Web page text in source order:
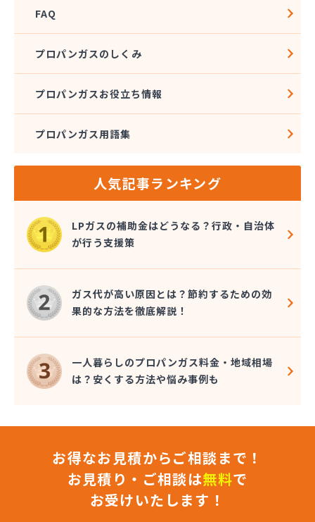
株式会社エイチティーピー
株式会社エイチティーピー
株式会社エス・アイ東海
株式会社オーテック
株式会社オーテック 西三河営業所
株式会社ガスキット
株式会社ガステム
株式会社ガスパル 岡崎販売所
株式会社カネコ
株式会社カネ庄
株式会社クラシアン岡崎支社
株式会社コクネ
株式会社コザカヤ 春日井営業所
株式会社コジマガス
株式会社コジマガス ライフアップサポート
株式会社コンプロ産工
株式会社シェル石油豊橋LPG充填工場
株式会社しんせきプロパン部
株式会社スギサン化学
株式会社スマイルガステクノロジー
株式会社バンノ
株式会社フジプロ
株式会社フジプロ刈谷営業所
株式会社ホームガス東海
FAQ
プロパンガスのしくみ
プロパンガスお役立ち情報
プロパンガス用語集
人気記事ランキング
LPガスの補助金はどうなる？行政・自治体
が行う支援策
ガス代が高い原因とは？節約するための効
果的な方法を徹底解説！
一人暮らしのプロパンガス料金・地域相場
は？安くする方法や悩み事例も
お得なお見積からご相談まで！
お見積り・ご相談は無料で
お受けいたします！